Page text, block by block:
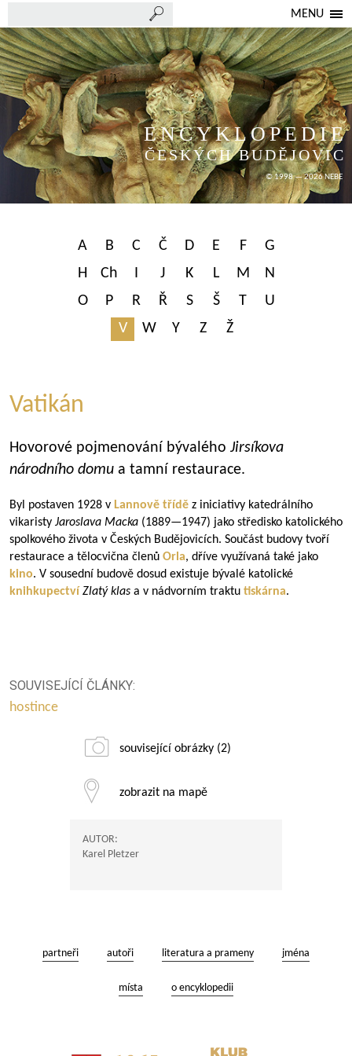
MENU
ENCYKLOPEDIE
ČESKÝCH BUDĚJOVIC
© 1998 — 2026 NEBE
A B C Č D E F
G
H
Ch I J K L M
N
O
P R Ř S Š T
U
V
W Y Z Ž
Vatikán
Hovorové pojmenování bývalého Jirsíkova
národního domu a tamní restaurace.
Byl postaven 1928 v Lannově třídě z iniciativy katedrálního
vikaristy Jaroslava Macka (1889—1947) jako středisko katolického
spolkového života v Českých Budějovicích. Součást budovy tvoří
restaurace a tělocvična členů Orla, dříve využívaná také jako
kino. V sousední budově dosud existuje bývalé katolické
knihkupectví Zlatý klas a v nádvorním traktu tiskárna.
SOUVISEJÍCÍ ČLÁNKY:
hostince
související obrázky (2)
zobrazit na mapě
AUTOR:
Karel Pletzer
partneři autoři literatura a prameny jména
místa o encyklopedii